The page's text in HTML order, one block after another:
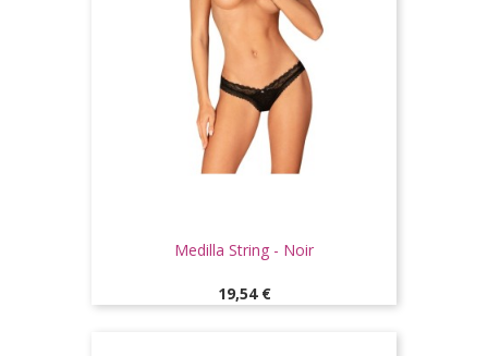
Medilla String - Noir
Prix
19,54 €